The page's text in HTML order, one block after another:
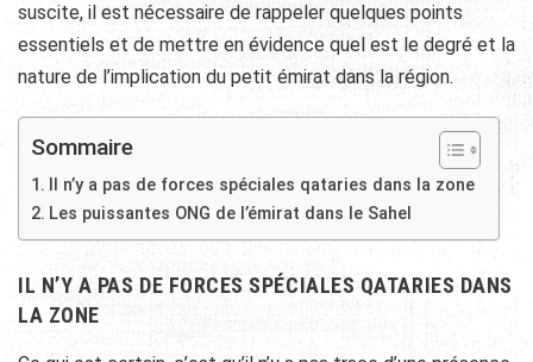
suscite, il est nécessaire de rappeler quelques points
essentiels et de mettre en évidence quel est le degré et la
nature de l’implication du petit émirat dans la région.
Sommaire
Il n’y a pas de forces spéciales qataries dans la zone
Les puissantes ONG de l’émirat dans le Sahel
IL N’Y A PAS DE FORCES SPÉCIALES QATARIES DANS
LA ZONE